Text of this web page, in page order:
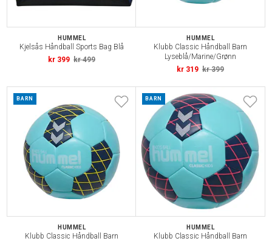
HUMMEL
Kjelsås Håndball Sports Bag Blå
kr 399 kr 499
HUMMEL
Klubb Classic Håndball Barn
Lyseblå/Marine/Grønn
kr 319 kr 399
BARN
HUMMEL
Klubb Classic Håndball Barn
BARN
HUMMEL
Klubb Classic Håndball Barn